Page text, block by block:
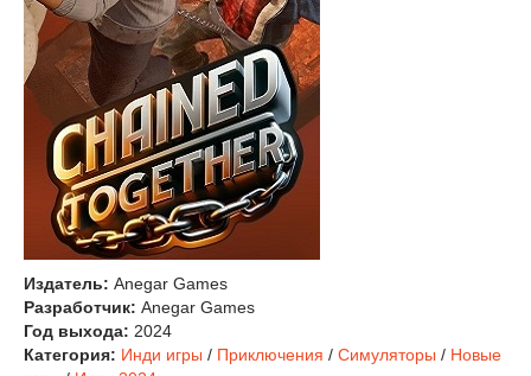
Издатель: Anegar Games
Разработчик: Anegar Games
Год выхода: 2024
Категория: Инди игры / Приключения / Симуляторы / Новые